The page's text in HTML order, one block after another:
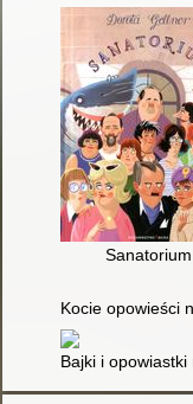
Sanatorium
Kocie opowieści
Bajki i